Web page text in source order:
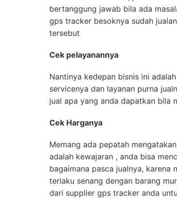
bertanggung jawab bila ada
gps tracker besoknya sudah
tersebut
Cek pelayanannya
Nantinya kedepan bisnis ini
servicenya dan layanan purna
jual apa yang anda dapatkan bila
Cek Harganya
Memang ada pepatah
adalah kewajaran , anda bisa
bagaimana pasca jualnya, karena
terlaku senang dengan barang
dari supplier gps tracker anda